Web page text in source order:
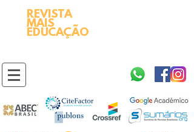
REVISTA
MAIS
EDUCAÇÃO